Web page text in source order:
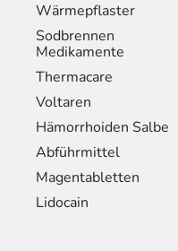
Wärmepflaster
Sodbrennen
Medikamente
Thermacare
Voltaren
Hämorrhoiden Salbe
Abführmittel
Magentabletten
Lidocain